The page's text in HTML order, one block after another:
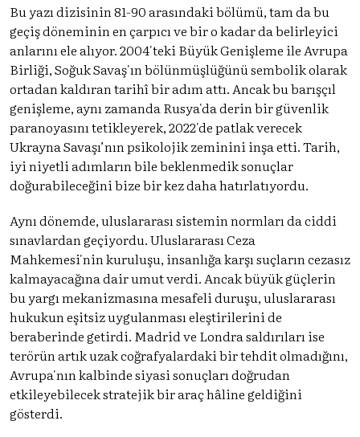
Bu yazı dizisinin 81-90 arasındaki bölümü, tam da bu
geçiş döneminin en çarpıcı ve bir o kadar da belirleyici
anlarını ele alıyor. 2004'teki Büyük Genişleme ile Avrupa
Birliği, Soğuk Savaş'ın bölünmüşlüğünü sembolik olarak
ortadan kaldıran tarihî bir adım attı. Ancak bu barışçıl
genişleme, aynı zamanda Rusya'da derin bir güvenlik
paranoyasını tetikleyerek, 2022'de patlak verecek
Ukrayna Savaşı’nın psikolojik zeminini inşa etti. Tarih,
iyi niyetli adımların bile beklenmedik sonuçlar
doğurabileceğini bize bir kez daha hatırlatıyordu.
Aynı dönemde, uluslararası sistemin normları da ciddi
sınavlardan geçiyordu. Uluslararası Ceza
Mahkemesi'nin kuruluşu, insanlığa karşı suçların cezasız
kalmayacağına dair umut verdi. Ancak büyük güçlerin
bu yargı mekanizmasına mesafeli duruşu, uluslararası
hukukun eşitsiz uygulanması eleştirilerini de
beraberinde getirdi. Madrid ve Londra saldırıları ise
terörün artık uzak coğrafyalardaki bir tehdit olmadığını,
Avrupa'nın kalbinde siyasi sonuçları doğrudan
etkileyebilecek stratejik bir araç hâline geldiğini
gösterdi.